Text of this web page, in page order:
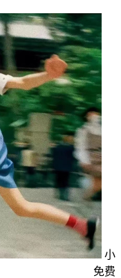
小
免费